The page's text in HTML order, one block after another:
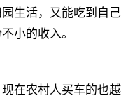
生活，又能吃到自
小的收入。
在农村人买车的也